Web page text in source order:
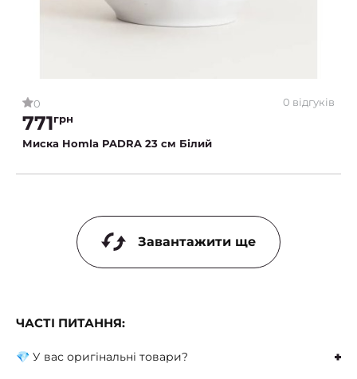
0 0 відгуків
771грн
Миска Homla PADRA 23 см Білий
Завантажити ще
ЧАСТІ ПИТАННЯ:
💎 У вас оригінальні товари?